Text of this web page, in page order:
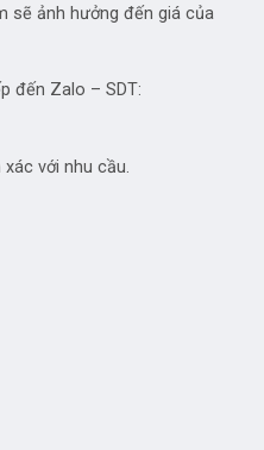
sẽ ảnh hưởng đến giá của
đến Zalo – SDT:
với nhu cầu.